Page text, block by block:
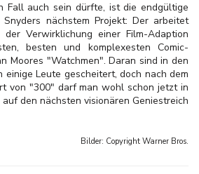
Fall auch sein dürfte, ist die endgültige
nächstem Projekt: Der arbeitet
Verwirklichung einer Film-Adaption
besten und komplexesten Comic-
Moores "Watchmen". Daran sind in den
einige Leute gescheitert, doch nach dem
von "300" darf man wohl schon jetzt in
den nächsten visionären Geniestreich
Bilder: Copyright Warner Bros.